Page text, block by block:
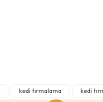
kedi tırmalama kedi